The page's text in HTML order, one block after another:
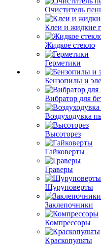
Очиститель
Клеи и жидкие
Жидкое стекло
Герметики
Бензопилы и
Вибратор для
Воздуходувка
Высоторез
Гайковерты
Граверы
Шуруповерты
Заклепочники
Компрессоры
Краскопульты